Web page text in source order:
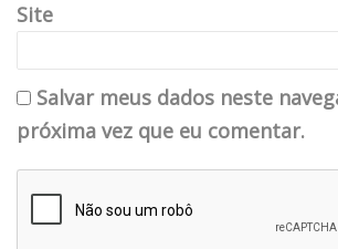
Site
Salvar meus dados neste
próxima vez que eu comentar.